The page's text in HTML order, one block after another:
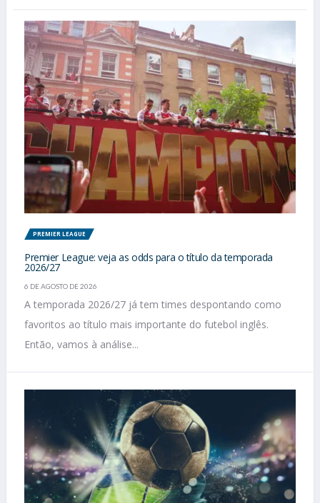
PREMIER LEAGUE
Premier League: veja as odds para o título da temporada
2026/27
6 DE AGOSTO DE 2026
A temporada 2026/27 já tem times despontando como
favoritos ao título mais importante do futebol inglês.
Então, vamos à análise...